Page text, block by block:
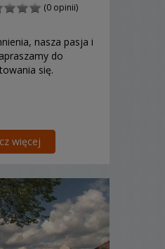
(0 opinii)
nasza pasja i
do
się.
więcej